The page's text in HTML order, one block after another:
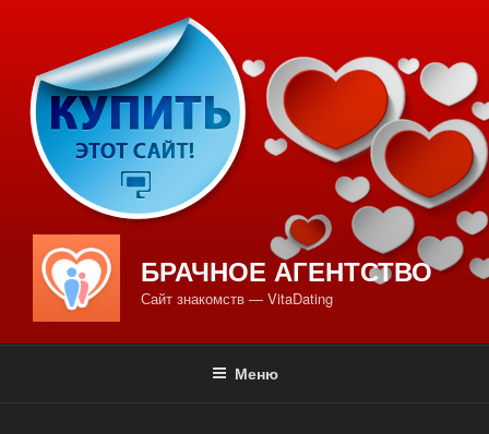
содержимому
БРАЧНОЕ АГЕНТСТВО
Сайт знакомств — VitaDating
Меню